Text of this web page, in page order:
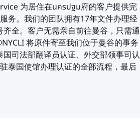
为居住在นครปฐม府的客户提供完
务。我们的团队拥有17年文件办理经
全。客户无需亲自前往曼谷，只需通
将原件寄至我们位于曼谷的事务
司法部翻译员认证、外交部领事司认
泰国使馆办理认证的全部流程，最后